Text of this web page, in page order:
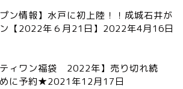
プン情報】水戸に初上陸！！成城石井が
【2022年６月21日】 2022年4月16日
ティワン福袋 2022年】売り切れ続
に予約★2021年12月17日